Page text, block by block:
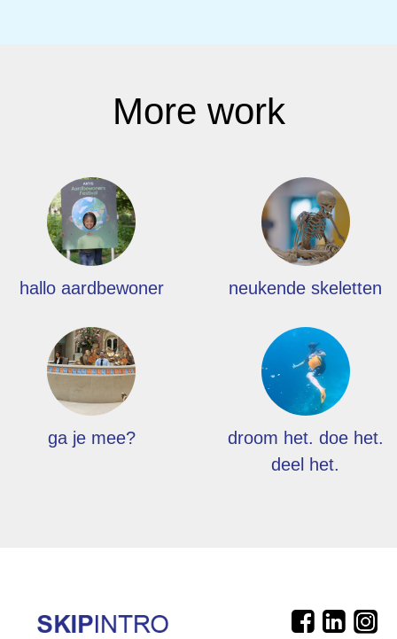
More work
hallo aardbewoner neukende skeletten
ga je mee?
droom het. doe het.
deel het.